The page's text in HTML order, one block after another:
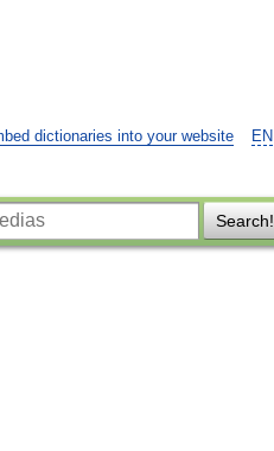
EN
dictionaries into your website
Search!